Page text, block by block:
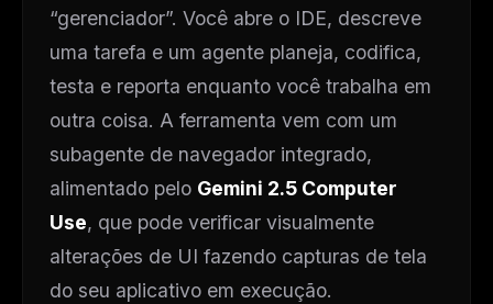
“gerenciador”. Você abre o IDE, descreve
uma tarefa e um agente planeja, codifica,
testa e reporta enquanto você trabalha em
outra coisa. A ferramenta vem com um
subagente de navegador integrado,
alimentado pelo Gemini 2.5 Computer
Use, que pode verificar visualmente
alterações de UI fazendo capturas de tela
do seu aplicativo em execução.